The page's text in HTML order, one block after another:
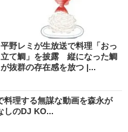
平野レミが生放送で料理「おっ
立て鯛」を披露 縦になった鯛
が抜群の存在感を放つ |...
料理する無謀な動画を森永が
のDJ KO...